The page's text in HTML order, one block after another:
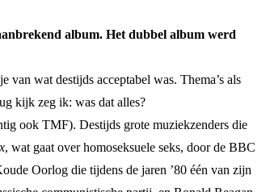
album. Het dubbel album werd
wat destijds acceptabel was. Thema’s als
kijk zeg ik: was dat alles?
ook TMF). Destijds grote muziekzenders die
, wat gaat over homoseksuele seks, door de BBC
Oorlog die tijdens de jaren ’80 één van zijn